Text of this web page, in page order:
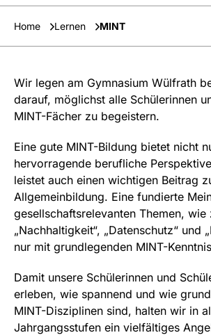
Home Lernen MINT
Wir legen am Gymnasium Wülfrath
darauf, möglichst alle Schülerinnen
MINT-Fächer zu begeistern.
Eine gute MINT-Bildung bietet nicht
hervorragende berufliche
leistet auch einen wichtigen Beitrag
Allgemeinbildung. Eine fundierte
gesellschaftsrelevanten Themen, wie
„Nachhaltigkeit“, „Datenschutz“ und
nur mit grundlegenden MINT-
Damit unsere Schülerinnen und
erleben, wie spannend und wie
MINT-Disziplinen sind, halten wir in
Jahrgangsstufen ein vielfältiges